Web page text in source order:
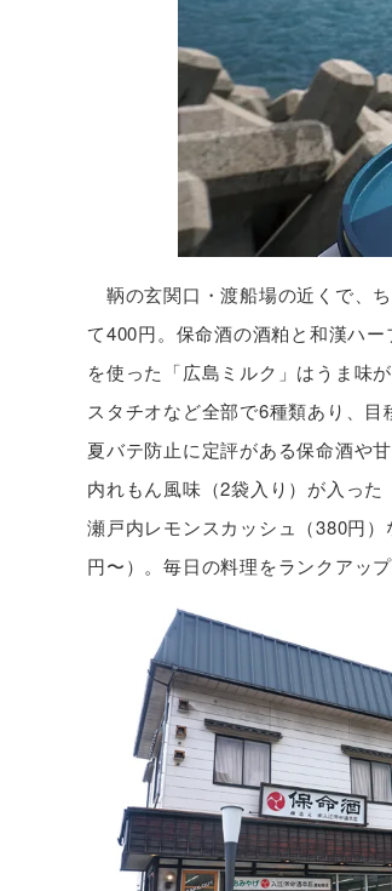
鞆の玄関口・渡船場の近くで、
て400円。保命酒の酒粕と和漢ハ
を使った「広島ミルク」はうま味
スタチオなど全部で6種類あり、目
夏バテ防止に定評がある保命酒や
内れもん風味（2袋入り）が入った
瀬戸内レモンスカッシュ（380円
円〜）。毎日の料理をランクアッ